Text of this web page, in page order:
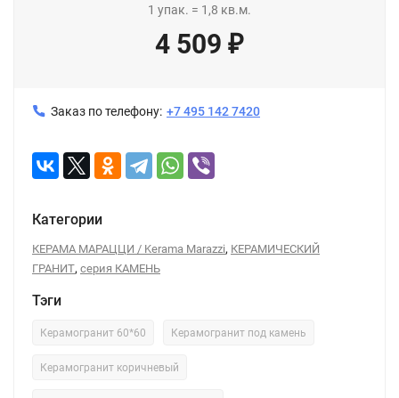
1 упак. = 1,8 кв.м.
4 509 ₽
Заказ по телефону: +7 495 142 7420
Категории
КЕРАМА МАРАЦЦИ / Kerama Marazzi, КЕРАМИЧЕСКИЙ
ГРАНИТ, серия КАМЕНЬ
Тэги
Керамогранит 60*60 Керамогранит под камень
Керамогранит коричневый